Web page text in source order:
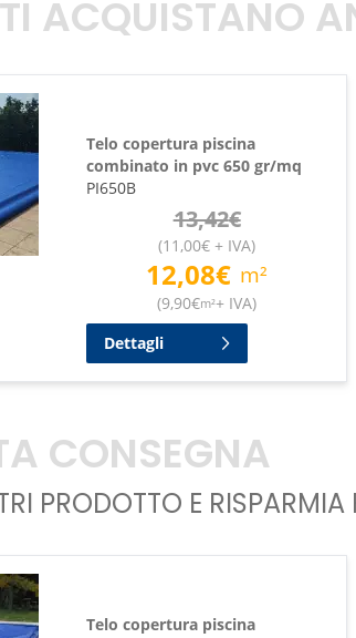
ACQUISTANO
Telo copertura piscina
combinato in pvc 650 gr/mq
PI650B
13,42€
(11,00€ + IVA)
12,08€ m²
(9,90€m²+ IVA)
Dettagli
CONSEGNA
PRODOTTO E
Telo copertura piscina